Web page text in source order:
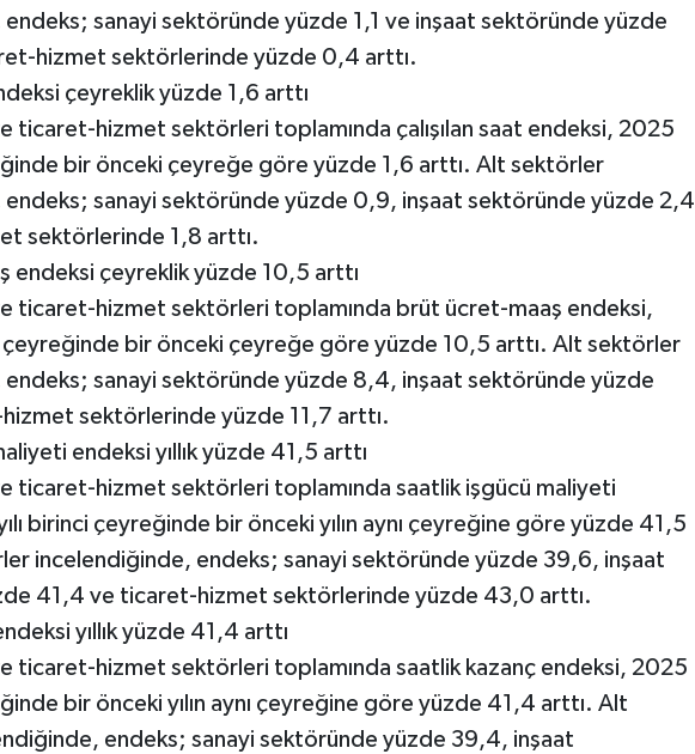
sanayi sektöründe yüzde 1,1 ve inşaat sektöründe yüzde
hizmet sektörlerinde yüzde 0,4 arttı.
çeyreklik yüzde 1,6 arttı
ticaret-hizmet sektörleri toplamında çalışılan saat endeksi, 2025
bir önceki çeyreğe göre yüzde 1,6 arttı. Alt sektörler
sanayi sektöründe yüzde 0,9, inşaat sektöründe yüzde 2,4
sektörlerinde 1,8 arttı.
endeksi çeyreklik yüzde 10,5 arttı
ticaret-hizmet sektörleri toplamında brüt ücret-maaş endeksi,
çeyreğinde bir önceki çeyreğe göre yüzde 10,5 arttı. Alt sektörler
sanayi sektöründe yüzde 8,4, inşaat sektöründe yüzde
sektörlerinde yüzde 11,7 arttı.
endeksi yıllık yüzde 41,5 arttı
ticaret-hizmet sektörleri toplamında saatlik işgücü maliyeti
birinci çeyreğinde bir önceki yılın aynı çeyreğine göre yüzde 41,5
incelendiğinde, endeks; sanayi sektöründe yüzde 39,6, inşaat
41,4 ve ticaret-hizmet sektörlerinde yüzde 43,0 arttı.
yıllık yüzde 41,4 arttı
ticaret-hizmet sektörleri toplamında saatlik kazanç endeksi, 2025
bir önceki yılın aynı çeyreğine göre yüzde 41,4 arttı. Alt
endeks; sanayi sektöründe yüzde 39,4, inşaat